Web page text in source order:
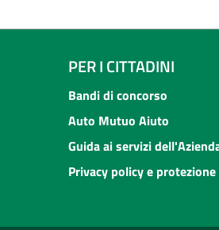
PER I CITTADINI
Bandi di concorso
Auto Mutuo Aiuto
Guida ai servizi
Privacy policy e